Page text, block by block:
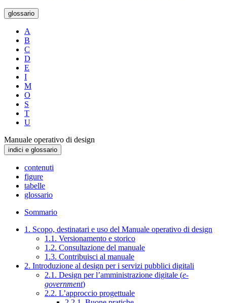
glossario
A
B
C
D
E
I
M
O
S
T
U
Manuale operativo di design
indici e glossario
contenuti
figure
tabelle
glossario
Sommario
1. Scopo, destinatari e uso del Manuale operativo di design
1.1. Versionamento e storico
1.2. Consultazione del manuale
1.3. Contribuisci al manuale
2. Introduzione al design per i servizi pubblici digitali
2.1. Design per l’amministrazione digitale (e-
government)
2.2. L’approccio progettuale